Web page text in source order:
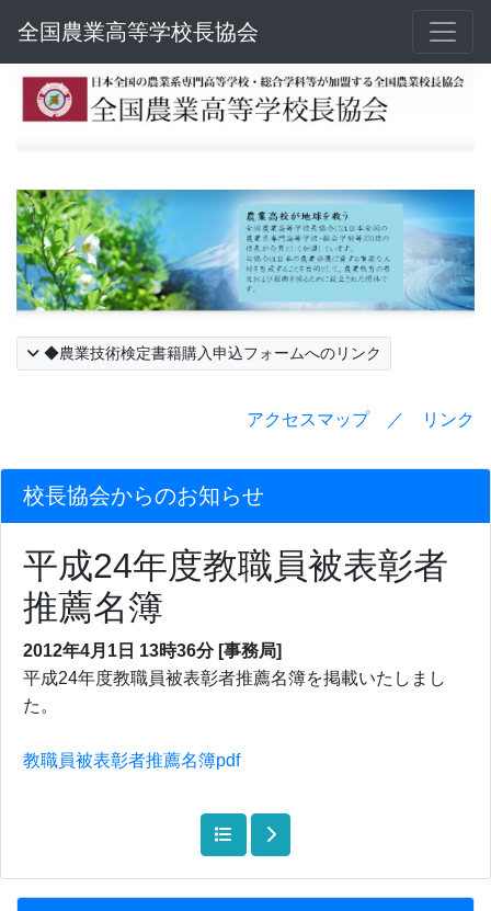
全国農業高等学校長協会
◆農業技術検定書籍購入申込フォームへのリンク
アクセスマップ ／ リンク
校長協会からのお知らせ
平成24年度教職員被表彰者
推薦名簿
2012年4月1日 13時36分 [事務局]
平成24年度教職員被表彰者推薦名簿を掲載いたしまし
た。
教職員被表彰者推薦名簿pdf